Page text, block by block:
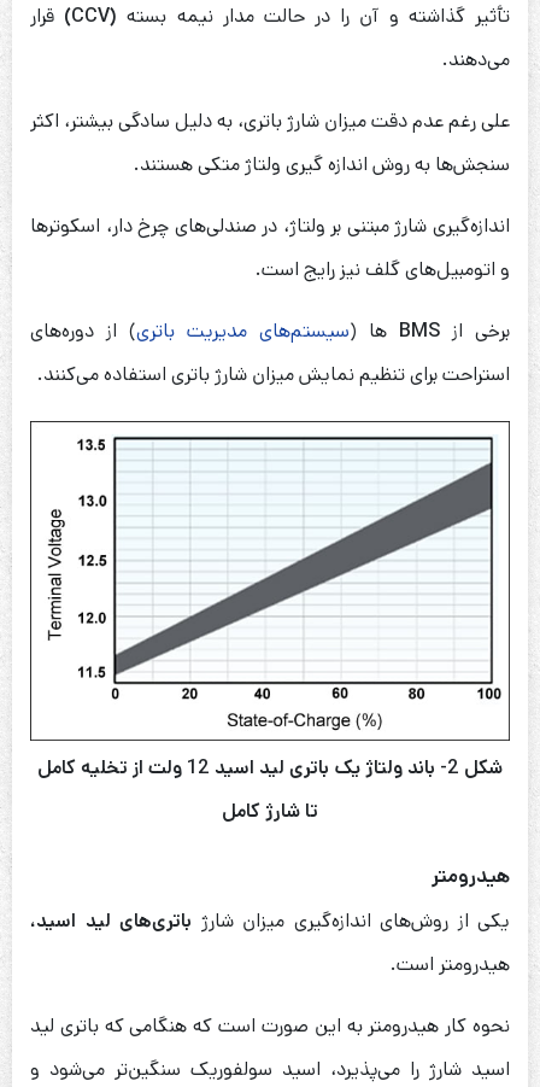
تأثیر گذاشته و آن را در حالت مدار نیمه بسته (CCV)
قرار
می‌دهند.
علی رغم عدم دقت میزان شارژ باتری، به دلیل سادگی بیشتر، اکثر
سنجش‌ها به روش اندازه گیری‌ ولتاژ متکی هستند.
اندازه‌گیری شارژ مبتنی بر ولتاژ، در صندلی‌های چرخ دار، اسکوترها
و اتومبیل‌های گلف نیز رایج است.
برخی از BMS ها (سیستم‌های مدیریت باتری) از دوره‌های
استراحت برای تنظیم نمایش میزان شارژ باتری استفاده می‌کنند.
شکل 2- باند ولتاژ یک باتری لید اسید 12 ولت از تخلیه کامل
تا شارژ کامل
هیدرومتر
یکی از روش‌های اندازه‌گیری میزان شارژ باتری‌های لید اسید،
هیدرومتر است.
نحوه کار هیدرومتر به این صورت است که هنگامی که باتری لید
اسید شارژ را می‌پذیرد، اسید سولفوریک سنگین‌تر می‌شود و